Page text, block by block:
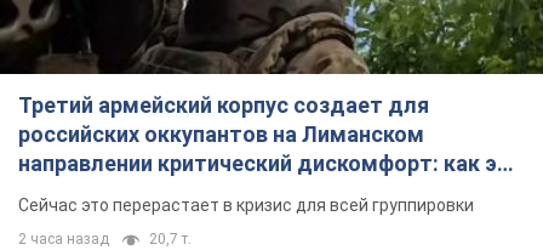
Третий армейский корпус создает для
российских оккупантов на Лиманском
направлении критический дискомфорт: как это
удалось
Сейчас это перерастает в кризис для всей группировки
2 часа назад 20,7 т.